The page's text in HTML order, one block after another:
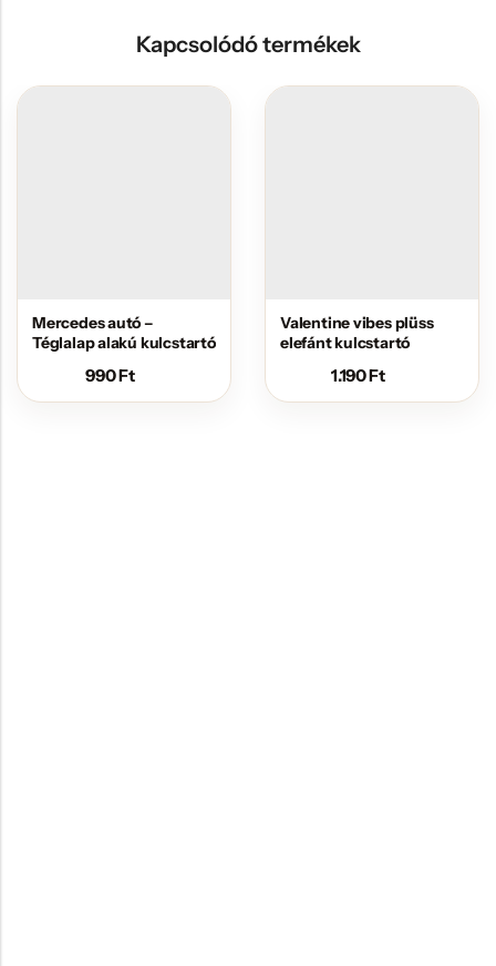
Kapcsolódó termékek
Mercedes autó –
Téglalap alakú kulcstartó
990Ft
Valentine vibes plüss
elefánt kulcstartó
1.190Ft